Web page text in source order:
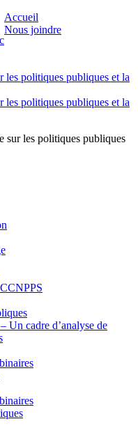
Accueil
Nous joindre
sur les politiques publiques
Un cadre d’analyse de